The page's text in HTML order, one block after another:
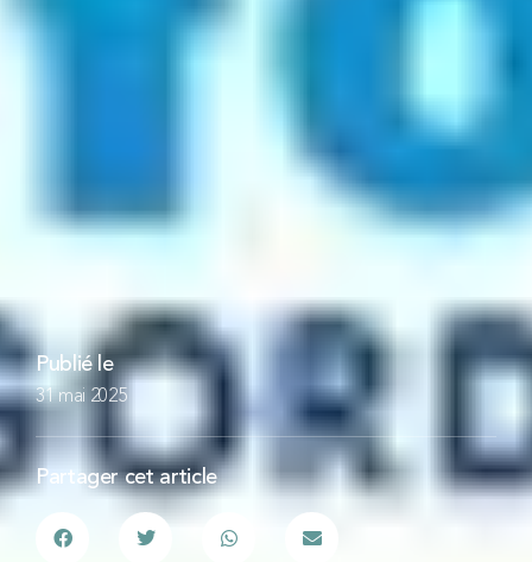
Publié le
31 mai 2025
Partager cet article